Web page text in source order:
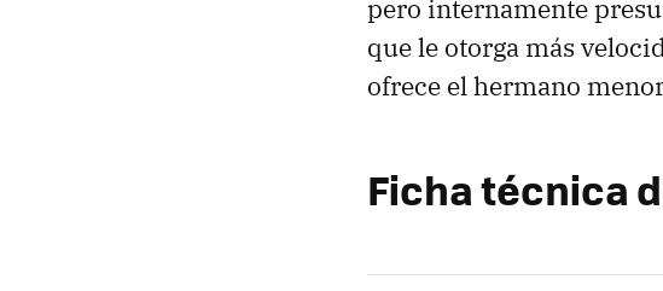
pero internamente
que le otorga más
ofrece el hermano
Ficha técnica